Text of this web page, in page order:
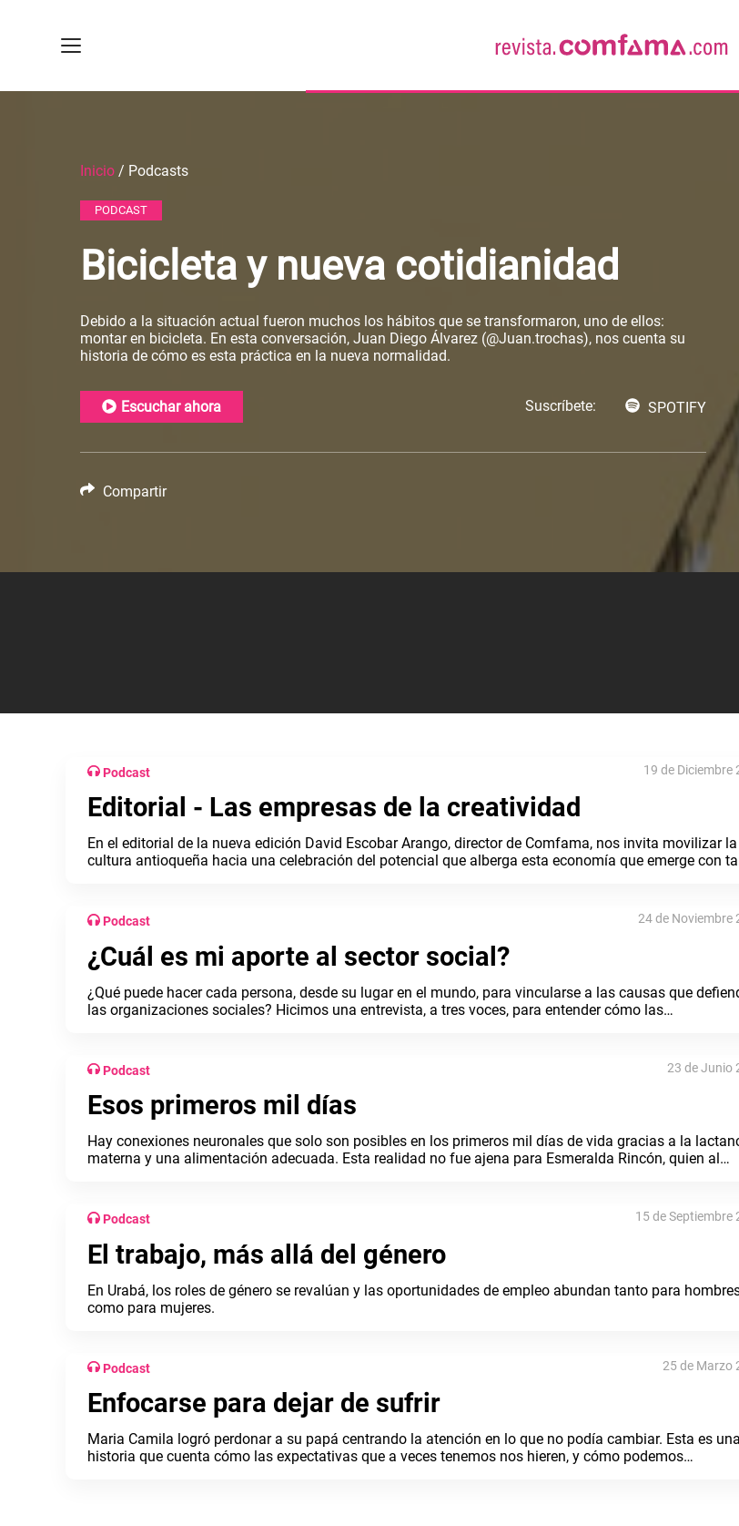
Inicio / Podcasts
PODCAST
Bicicleta y nueva cotidianidad
Debido a la situación actual fueron muchos los hábitos que se transformaron, uno de ellos:
montar en bicicleta. En esta conversación, Juan Diego Álvarez (@Juan.trochas), nos cuenta su
historia de cómo es esta práctica en la nueva normalidad.
Escuchar ahora Suscríbete: SPOTIFY
Compartir
Podcast 19 de Diciembre
Editorial - Las empresas de la creatividad
En el editorial de la nueva edición David Escobar Arango, director de Comfama, nos invita movilizar la
cultura antioqueña hacia una celebración del potencial que alberga esta economía que emerge con
Podcast 24 de Noviembre
¿Cuál es mi aporte al sector social?
¿Qué puede hacer cada persona, desde su lugar en el mundo, para vincularse a las causas que
las organizaciones sociales? Hicimos una entrevista, a tres voces, para entender cómo las
Podcast 23 de Junio
Esos primeros mil días
Hay conexiones neuronales que solo son posibles en los primeros mil días de vida gracias a la
materna y una alimentación adecuada. Esta realidad no fue ajena para Esmeralda Rincón, quien al
Podcast 15 de Septiembre
El trabajo, más allá del género
En Urabá, los roles de género se revalúan y las oportunidades de empleo abundan tanto para
como para mujeres.
Podcast 25 de Marzo
Enfocarse para dejar de sufrir
Maria Camila logró perdonar a su papá centrando la atención en lo que no podía cambiar. Esta es una
historia que cuenta cómo las expectativas que a veces tenemos nos hieren, y cómo podemos